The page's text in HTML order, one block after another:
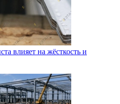
влияет на жёсткость и